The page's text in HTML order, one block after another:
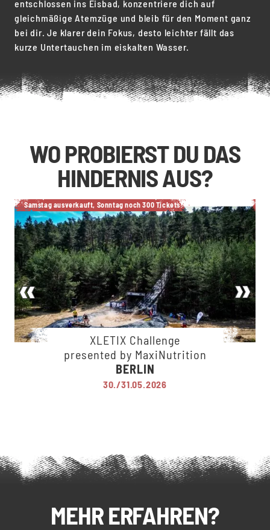
entschlossen ins Eisbad, konzentriere dich auf
gleichmäßige Atemzüge und bleib für den Moment ganz
bei dir. Je klarer dein Fokus, desto leichter fällt das
kurze Untertauchen im eiskalten Wasser.
WO PROBIERST DU DAS
HINDERNIS AUS?
Samstag ausverkauft, Sonntag noch 300 Tickets!
XLETIX Challenge
presented by MaxiNutrition
BERLIN
30./31.05.2026
MEHR ERFAHREN?